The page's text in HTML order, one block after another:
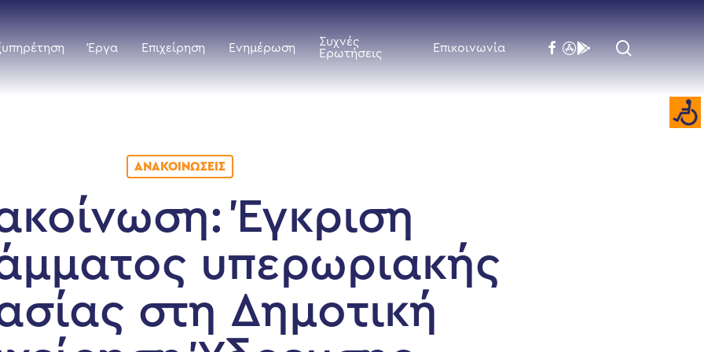
Έργα Επιχείρηση Ενημέρωση
Συχνές
Ερωτήσεις
Επικοινωνία facebook
flickrbehance
ΑΝΑΚΟΙΝΏΣΕΙΣ
Έγκριση
υπερωριακής
στη Δημοτική